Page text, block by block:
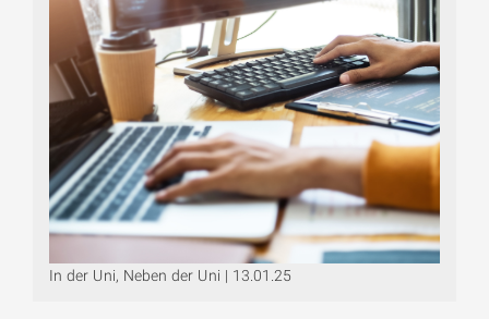
In der Uni, Neben der Uni | 13.01.25